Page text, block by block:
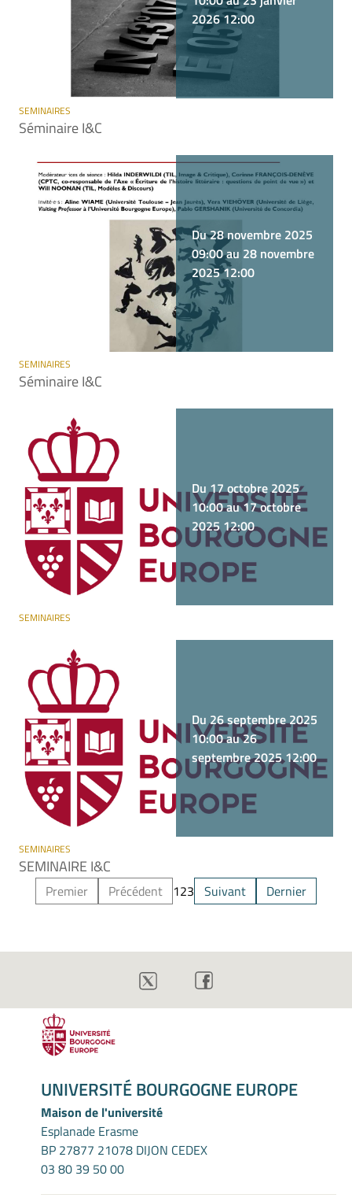
2026 12:00
SEMINAIRES
Séminaire I&C
Du 28 novembre 2025
09:00 au 28 novembre
2025 12:00
SEMINAIRES
Séminaire I&C
Du 17 octobre 2025
10:00 au 17 octobre
2025 12:00
SEMINAIRES
Du 26 septembre 2025
10:00 au 26
septembre 2025 12:00
SEMINAIRES
SEMINAIRE I&C
Premier Précédent 123 Suivant Dernier
UNIVERSITÉ BOURGOGNE EUROPE
Maison de l'université
Esplanade Erasme
BP 27877 21078 DIJON CEDEX
03 80 39 50 00